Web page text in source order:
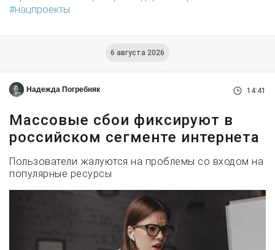
нацпроекты
6 августа 2026
Надежда Погребняк 14:41
Массовые сбои фиксируют в
российском сегменте интернета
Пользователи жалуются на проблемы со входом на
популярные ресурсы